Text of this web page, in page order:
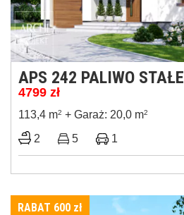
APS 242 PALIWO STAŁE
4799 zł
113,4 m2 + Garaż: 20,0 m2
2 5 1
RABAT 600 zł